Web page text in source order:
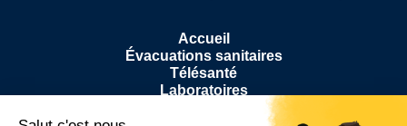
Accueil
Évacuations sanitaires
Télésanté
Laboratoires